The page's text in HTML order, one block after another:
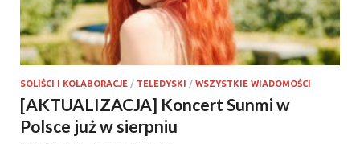
SOLIŚCI I KOLABORACJE / TELEDYSKI / WSZYSTKIE WIADOMOŚCI
[AKTUALIZACJA] Koncert Sunmi w
Polsce już w sierpniu